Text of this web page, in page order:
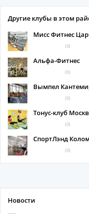
Другие клубы в этом
Мисс Фитнес
(0)
Альфа-Фитнес
(0)
Вымпел
(0)
Тонус-клуб
(0)
СпортЛэнд
(0)
Новости